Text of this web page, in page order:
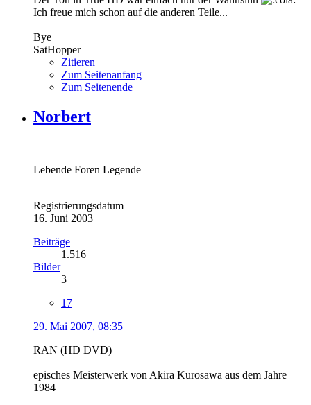
Ich freue mich schon auf die anderen Teile...
Bye
SatHopper
Zitieren
Zum Seitenanfang
Zum Seitenende
Norbert
Lebende Foren Legende
Registrierungsdatum
16. Juni 2003
Beiträge
1.516
Bilder
3
17
29. Mai 2007, 08:35
RAN (HD DVD)
episches Meisterwerk von Akira Kurosawa aus dem Jahre
1984